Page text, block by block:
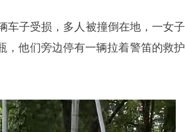
车子受损，多人被撞倒在地，一女子
，他们旁边停有一辆拉着警笛的救护